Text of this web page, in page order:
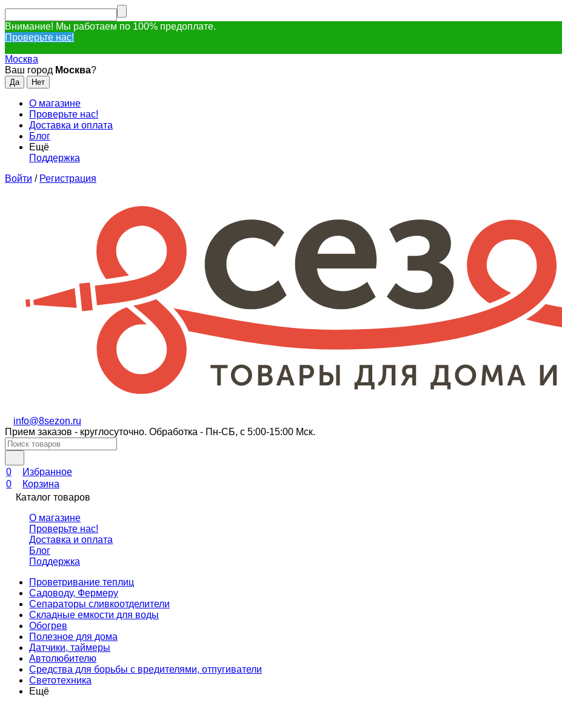
Внимание! Мы работаем по 100% предоплате.
Проверьте нас!
Москва
Ваш город Москва?
О магазине
Проверьте нас!
Доставка и оплата
Блог
Ещё
Поддержка
Войти / Регистрация
info@8sezon.ru
Прием заказов - круглосуточно. Обработка - Пн-СБ, с 5:00-15:00 Мск.
0
Избранное
0
Корзина
Каталог товаров
О магазине
Проверьте нас!
Доставка и оплата
Блог
Поддержка
Проветривание теплиц
Садоводу, Фермеру
Сепараторы сливкоотделители
Складные емкости для воды
Обогрев
Полезное для дома
Датчики, таймеры
Автолюбителю
Средства для борьбы с вредителями, отпугиватели
Светотехника
Ещё